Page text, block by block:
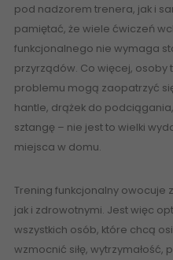
pod nadzorem trenera, jak i
pamiętać, że wiele ćwiczeń
funkcjonalnego nie wymaga
przyrządów. Co więcej, osoby
problemu mogą zaopatrzyć
hantle, drążek do
sztangę – nie jest to wielki
miejsca w domu.
Trening funkcjonalny owocuje
jak i zdrowotnymi. Jest więc
wszystkich osób, które chcą
wzmocnić siłę, wytrzymałość,